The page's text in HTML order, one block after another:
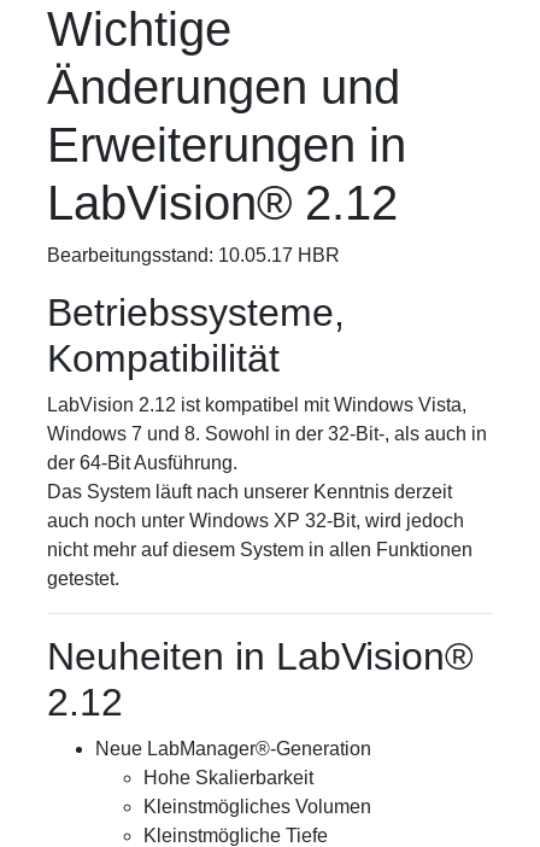
Wichtige
Änderungen und
Erweiterungen in
LabVision® 2.12
Bearbeitungsstand: 10.05.17 HBR
Betriebssysteme,
Kompatibilität
LabVision 2.12 ist kompatibel mit Windows Vista,
Windows 7 und 8. Sowohl in der 32-Bit-, als auch in
der 64-Bit Ausführung.
Das System läuft nach unserer Kenntnis derzeit
auch noch unter Windows XP 32-Bit, wird jedoch
nicht mehr auf diesem System in allen Funktionen
getestet.
Neuheiten in LabVision®
2.12
Neue LabManager®-Generation
Hohe Skalierbarkeit
Kleinstmögliches Volumen
Kleinstmögliche Tiefe